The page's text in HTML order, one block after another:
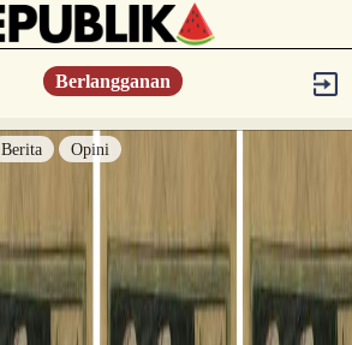
Berlangganan
Berita Opini